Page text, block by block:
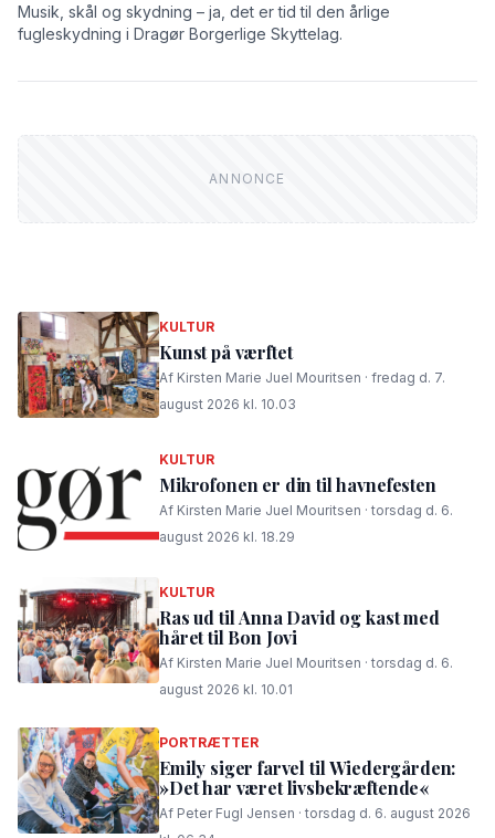
Musik, skål og skydning – ja, det er tid til den årlige
fugleskydning i Dragør Borgerlige Skyttelag.
KULTUR
Kunst på værftet
Af Kirsten Marie Juel Mouritsen · fredag d. 7.
august 2026 kl. 10.03
KULTUR
Mikrofonen er din til havnefesten
Af Kirsten Marie Juel Mouritsen · torsdag d. 6.
august 2026 kl. 18.29
KULTUR
Ras ud til Anna David og kast med
håret til Bon Jovi
Af Kirsten Marie Juel Mouritsen · torsdag d. 6.
august 2026 kl. 10.01
PORTRÆTTER
Emily siger farvel til Wiedergården:
»Det har været livsbekræftende«
Af Peter Fugl Jensen · torsdag d. 6. august 2026